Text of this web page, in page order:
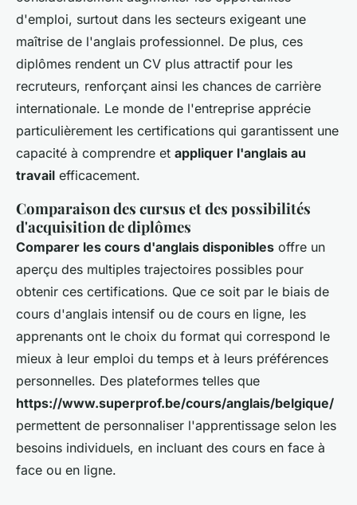
d'emploi, surtout dans les secteurs exigeant une
maîtrise de l'anglais professionnel. De plus, ces
diplômes rendent un CV plus attractif pour les
recruteurs, renforçant ainsi les chances de carrière
internationale. Le monde de l'entreprise apprécie
particulièrement les certifications qui garantissent une
capacité à comprendre et appliquer l'anglais au
travail efficacement.
Comparaison des cursus et des possibilités
d'acquisition de diplômes
Comparer les cours d'anglais disponibles offre un
aperçu des multiples trajectoires possibles pour
obtenir ces certifications. Que ce soit par le biais de
cours d'anglais intensif ou de cours en ligne, les
apprenants ont le choix du format qui correspond le
mieux à leur emploi du temps et à leurs préférences
personnelles. Des plateformes telles que
https://www.superprof.be/cours/anglais/belgique/
permettent de personnaliser l'apprentissage selon les
besoins individuels, en incluant des cours en face à
face ou en ligne.